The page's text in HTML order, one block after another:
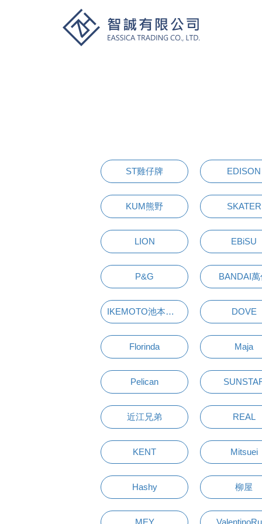
ST雞仔牌 EDISON
KUM熊野 SKATER
LION EBiSU
P&G BANDAI萬
IKEMOTO池本刷子 DOVE
Florinda Maja
Pelican
近江兄弟 REAL
KENT Mitsuei
Hashy 柳屋
MEY